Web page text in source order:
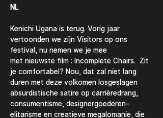
NL
Kenichi Ugana is terug. Vorig jaar
vertoonden we zijn Visitors op ons
festival, nu nemen we je mee
met nieuwste film : Incomplete Chairs.  Zit
je comfortabel? Nou, dat zal niet lang
duren met deze volkomen losgeslagen
absurdistische satire op carrièredrang,
consumentisme, designergoederen-
elitarisme en creatieve megalomanie, die